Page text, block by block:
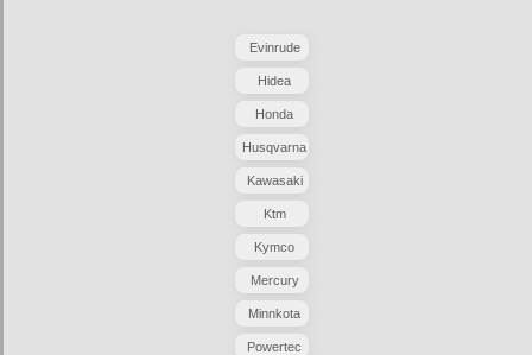
Evinrude
Hidea
Honda
Husqvarna
Kawasaki
Ktm
Kymco
Mercury
Minnkota
Powertec